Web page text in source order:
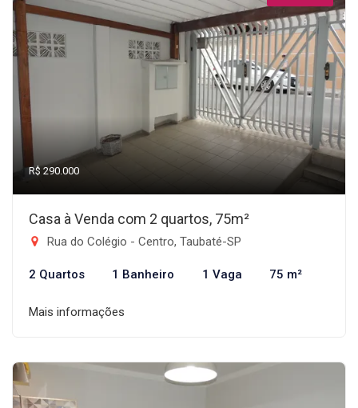
R$ 290.000
Casa à Venda com 2 quartos, 75m²
Rua do Colégio - Centro, Taubaté-SP
2 Quartos 1 Banheiro 1 Vaga 75 m²
Mais informações